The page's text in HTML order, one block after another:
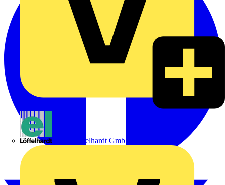
Emil Löffelhardt GmbH & Co. KG